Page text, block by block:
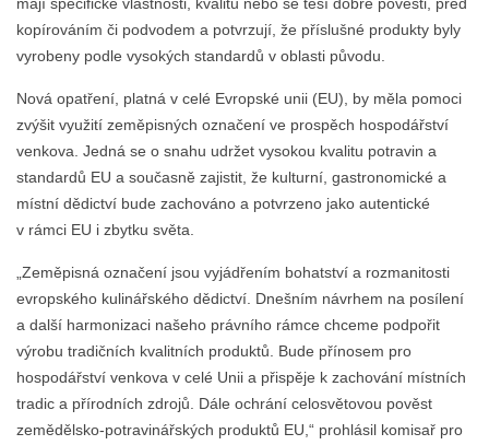
kopírováním či podvodem a potvrzují, že příslušné produkty byly
vyrobeny podle vysokých standardů v oblasti původu.
Nová opatření, platná v celé Evropské unii (EU), by měla pomoci
zvýšit využití zeměpisných označení ve prospěch hospodářství
venkova. Jedná se o snahu udržet vysokou kvalitu potravin a
standardů EU a současně zajistit, že kulturní, gastronomické a
místní dědictví bude zachováno a potvrzeno jako autentické
v rámci EU i zbytku světa.
„Zeměpisná označení jsou vyjádřením bohatství a rozmanitosti
evropského kulinářského dědictví. Dnešním návrhem na posílení
a další harmonizaci našeho právního rámce chceme podpořit
výrobu tradičních kvalitních produktů. Bude přínosem pro
hospodářství venkova v celé Unii a přispěje k zachování místních
tradic a přírodních zdrojů. Dále ochrání celosvětovou pověst
zemědělsko-potravinářských produktů EU,“ prohlásil komisař pro